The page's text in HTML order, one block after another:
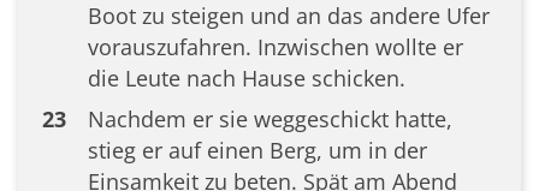
Boot zu steigen und an das andere Ufer
vorauszufahren. Inzwischen wollte er
die Leute nach Hause schicken.
23
Nachdem er sie weggeschickt hatte,
stieg er auf einen Berg, um in der
Einsamkeit zu beten. Spät am Abend